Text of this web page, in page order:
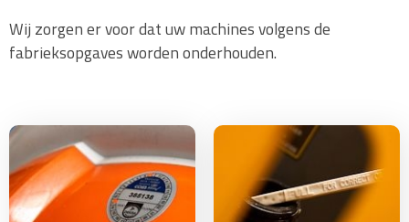
Wij zorgen er voor dat uw machines volgens de
fabrieksopgaves worden onderhouden.